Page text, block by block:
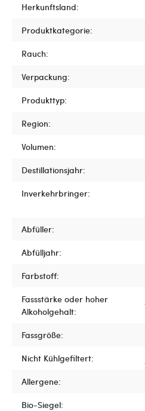
Herkunftsland:
Produktkategorie:
Rauch:
Verpackung:
Produkttyp:
Region:
Volumen:
Destillationsjahr:
Inverkehrbringer:
Abfüller:
Abfülljahr:
Farbstoff:
Fassstärke oder hoher
Alkoholgehalt:
Fassgröße:
Nicht Kühlgefiltert:
Allergene:
Bio-Siegel: